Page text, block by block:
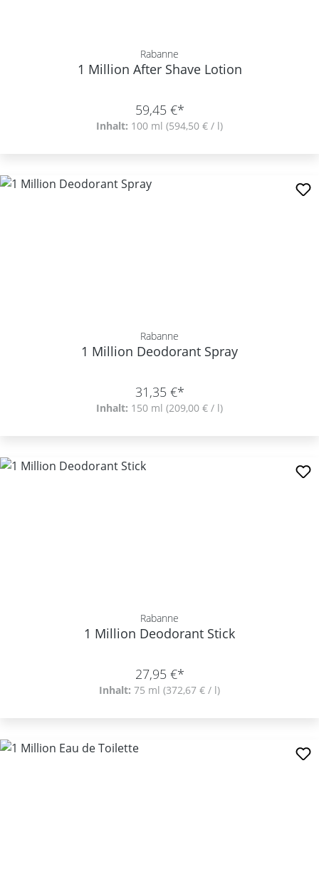
Rabanne
1 Million After Shave Lotion
59,45 €*
Inhalt: 100 ml (594,50 € / l)
Rabanne
1 Million Deodorant Spray
31,35 €*
Inhalt: 150 ml (209,00 € / l)
Rabanne
1 Million Deodorant Stick
27,95 €*
Inhalt: 75 ml (372,67 € / l)